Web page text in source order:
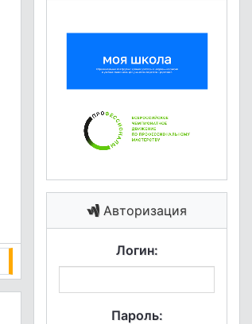
Авторизация
Логин:
Пароль: